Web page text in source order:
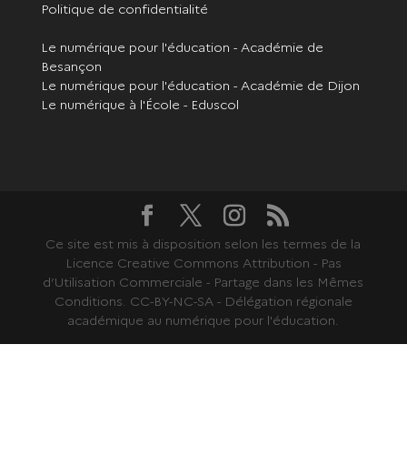
Politique de confidentialité
Le numérique pour l'éducation - Académie de
Besançon
Le numérique pour l'éducation - Académie de Dijon
Le numérique à l'École - Eduscol
Ce site est mis à disposition selon les termes de la
Licence Creative Commons Attribution - Pas
d’Utilisation Commerciale - Partage dans les Mêmes
Conditions. CC-BY-NC-SA - Délégation régionale
académique au numérique pour l'éducation.